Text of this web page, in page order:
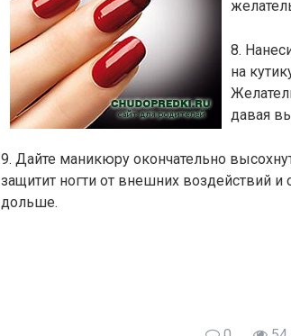
8.
на
давая
9. Дайте маникюру окончательно
защитит ногти от внешних воздействий
дольше.